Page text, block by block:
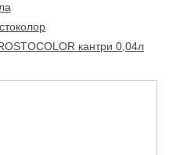
кантри 0,04л